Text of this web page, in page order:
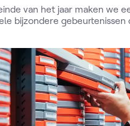
van het jaar maken we
bijzondere gebeurtenissen